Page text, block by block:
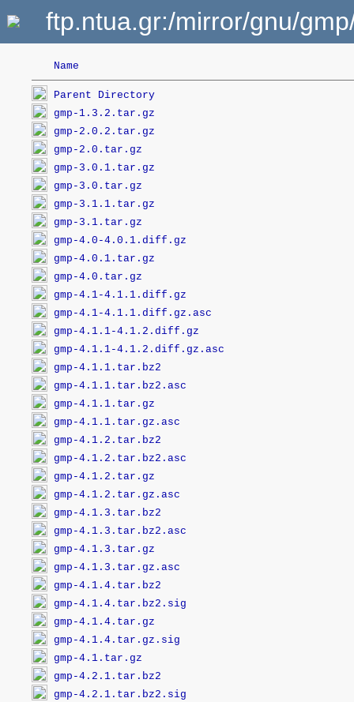
ftp.ntua.gr:/mirror/gnu/
Name
Parent Directory
gmp-1.3.2.tar.gz
gmp-2.0.2.tar.gz
gmp-2.0.tar.gz
gmp-3.0.1.tar.gz
gmp-3.0.tar.gz
gmp-3.1.1.tar.gz
gmp-3.1.tar.gz
gmp-4.0-4.0.1.diff.gz
gmp-4.0.1.tar.gz
gmp-4.0.tar.gz
gmp-4.1-4.1.1.diff.gz
gmp-4.1-4.1.1.diff.gz.asc
gmp-4.1.1-4.1.2.diff.gz
gmp-4.1.1-4.1.2.diff.gz.asc
gmp-4.1.1.tar.bz2
gmp-4.1.1.tar.bz2.asc
gmp-4.1.1.tar.gz
gmp-4.1.1.tar.gz.asc
gmp-4.1.2.tar.bz2
gmp-4.1.2.tar.bz2.asc
gmp-4.1.2.tar.gz
gmp-4.1.2.tar.gz.asc
gmp-4.1.3.tar.bz2
gmp-4.1.3.tar.bz2.asc
gmp-4.1.3.tar.gz
gmp-4.1.3.tar.gz.asc
gmp-4.1.4.tar.bz2
gmp-4.1.4.tar.bz2.sig
gmp-4.1.4.tar.gz
gmp-4.1.4.tar.gz.sig
gmp-4.1.tar.gz
gmp-4.2.1.tar.bz2
gmp-4.2.1.tar.bz2.sig